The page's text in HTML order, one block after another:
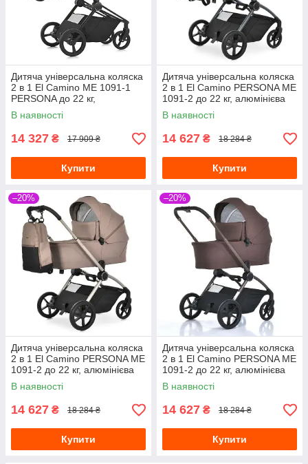
Дитяча універсальна коляска
2 в 1 El Camino ME 1091-1
PERSONA до 22 кг,
алюмінієва рама, PU колеса,
чорний
В наявності
14 327 ₴ 17 909 ₴
Купити
Дитяча універсальна коляска
2 в 1 El Camino PERSONA ME
1091-2 до 22 кг, алюмінієва
рама, колиска +
прогулянковий блок, сірий
В наявності
14 627 ₴ 18 284 ₴
Купити
–20%
Дитяча універсальна коляска
2 в 1 El Camino PERSONA ME
1091-2 до 22 кг, алюмінієва
рама, поворотні колеса,
бежевий
В наявності
14 627 ₴ 18 284 ₴
Купити
–20%
Дитяча універсальна коляска
2 в 1 El Camino PERSONA ME
1091-2 до 22 кг, алюмінієва
рама, реверсивний
прогулянковий блок, рюкзак,
В наявності
14 627 ₴ 18 284 ₴
Купити